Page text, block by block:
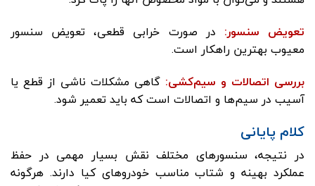
تعویض سنسور: در صورت خرابی قطعی، تعویض سنسور
معیوب بهترین راهکار است.
بررسی اتصالات و سیم‌کشی: گاهی مشکلات ناشی از قطع یا
آسیب در سیم‌ها و اتصالات است که باید تعمیر شود.
کلام پایانی
در نتیجه، سنسورهای مختلف نقش بسیار مهمی در حفظ
عملکرد بهینه و شتاب مناسب خودروهای کیا دارند. هرگونه